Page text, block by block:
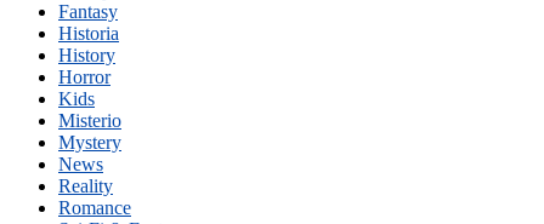
Fantasy
Historia
History
Horror
Kids
Misterio
Mystery
News
Reality
Romance